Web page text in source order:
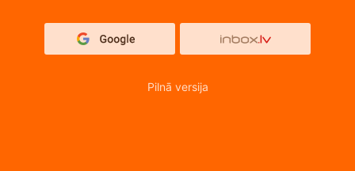
Pilnā versija